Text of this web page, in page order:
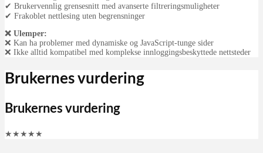
✔ Brukervennlig grensesnitt med avanserte filtreringsmuligheter
✔ Frakoblet nettlesing uten begrensninger
❌ Ulemper:
❌ Kan ha problemer med dynamiske og JavaScript-tunge sider
❌ Ikke alltid kompatibel med komplekse innloggingsbeskyttede nettsteder
Brukernes vurdering
Brukernes vurdering
★ ★ ★ ★ ★